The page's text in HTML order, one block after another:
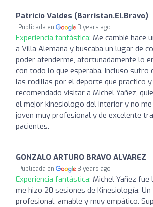
Patricio Valdes (Barristan.El.Bravo)
Publicada en 3 years ago
Experiencia fantástica: Me cambié hace
a Villa Alemana y buscaba un lugar de
poder atenderme, afortunadamente lo
con todo lo que esperaba. Incluso sufro
las rodillas por el deporte que practico y
recomendado visitar a Michel Yañez,
el mejor kinesiologo del interior y no me
joven muy profesional y de excelente
pacientes.
GONZALO ARTURO BRAVO ALVAREZ
Publicada en 3 years ago
Experiencia fantástica: Michel Yañez fue
me hizo 20 sesiones de Kinesiología.
profesional, amable y muy empático.